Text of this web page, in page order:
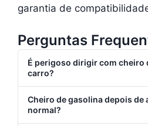
garantia de
Perguntas
É perigoso dirigir com cheiro
carro?
Cheiro de gasolina depois de
normal?